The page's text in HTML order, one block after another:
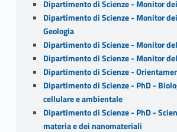
Dipartimento di Scienze - Monitor
Dipartimento di Scienze - Monitor
Geologia
Dipartimento di Scienze - Monitor
Dipartimento di Scienze - Monitor del
Dipartimento di Scienze -
Dipartimento di Scienze - PhD -
cellulare e ambientale
Dipartimento di Scienze - PhD -
materia e dei nanomateriali